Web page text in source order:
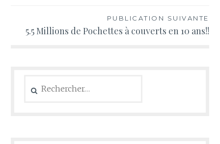
PUBLICATION SUIVANTE
5.5 Millions de Pochettes à couverts en 10 ans!!